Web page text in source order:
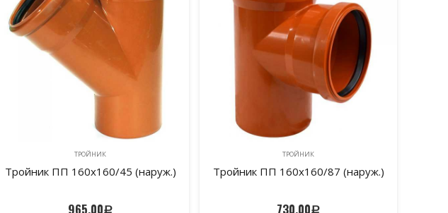
ТРОЙНИК
Тройник ПП 160х160/45 (наруж.)
965,00Р
ТРОЙНИК
Тройник ПП 160х160/87 (наруж.)
730,00Р